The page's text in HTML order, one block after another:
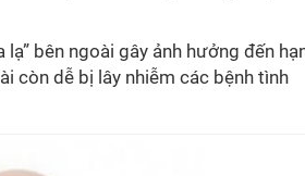
bên ngoài gây ảnh hưởng đến
còn dễ bị lây nhiễm các bệnh tình